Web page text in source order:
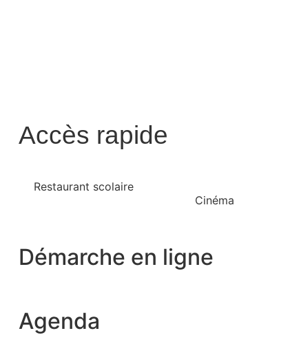
Accès rapide
Restaurant scolaire
Cinéma
Démarche en ligne
Agenda